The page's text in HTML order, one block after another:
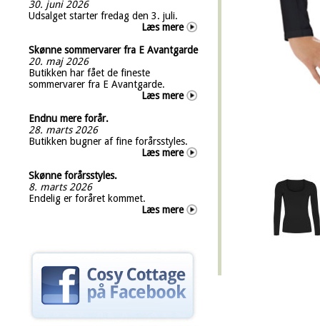
30. juni 2026
Udsalget starter fredag den 3. juli.
Læs mere
Skønne sommervarer fra E Avantgarde
20. maj 2026
Butikken har fået de fineste
sommervarer fra E Avantgarde.
Læs mere
Endnu mere forår.
28. marts 2026
Butikken bugner af fine forårsstyles.
Læs mere
Skønne forårsstyles.
8. marts 2026
Endelig er foråret kommet.
Læs mere